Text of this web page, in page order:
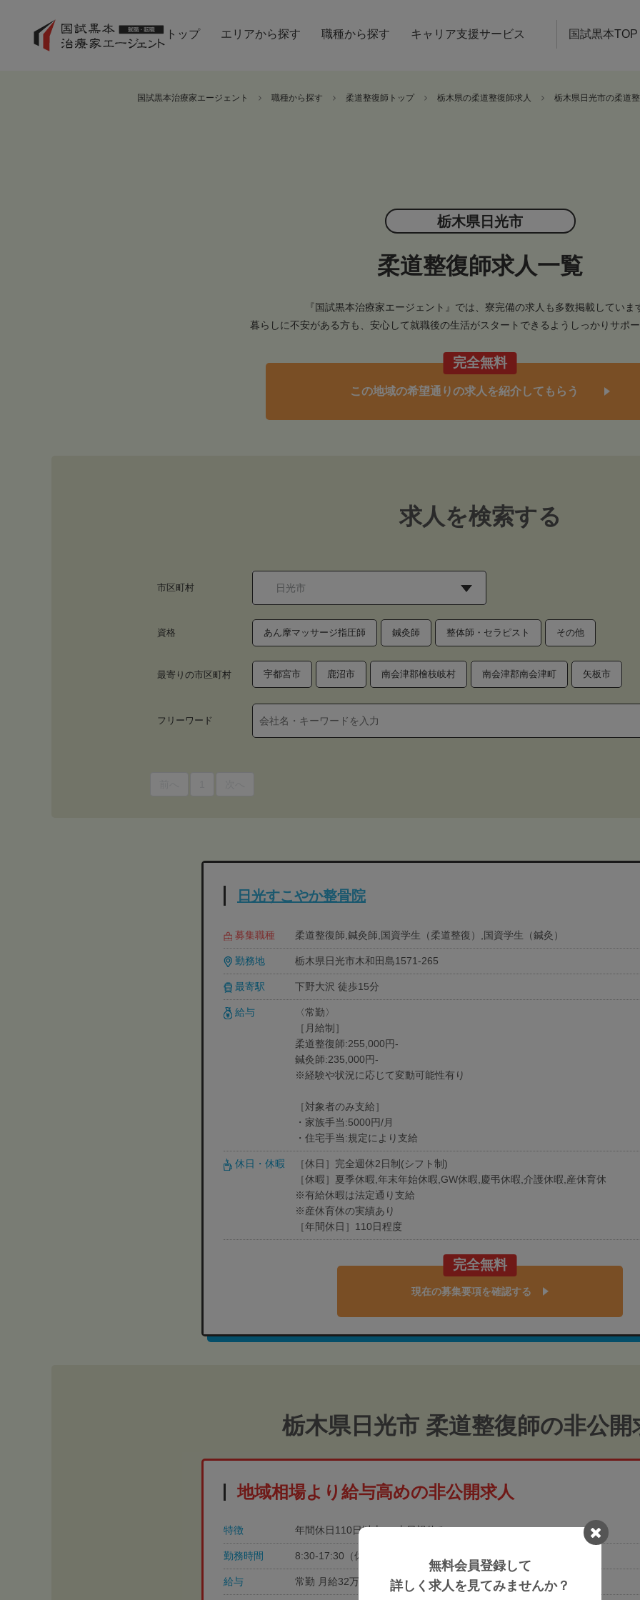
トップ エリアから探す 職種から探す キャリア支援サービス 国試黒本TOP
国試黒本治療家エージェント 職種から探す 柔道整復師トップ 栃木県の柔道整復師求人 栃木県日光市の柔道
栃木県日光市
柔道整復師求人一覧
『国試黒本治療家エージェント』では、寮完備の求人も多数掲載していま
暮らしに不安がある方も、安心して就職後の生活がスタートできるようしっかりサポ
完全無料
この地域の希望通りの求人を紹介してもらう
求人を検索する
市区町村
資格 あん摩マッサージ指圧師 鍼灸師 整体師・セラピスト その他
最寄りの市区町村 宇都宮市 鹿沼市 南会津郡檜枝岐村 南会津郡南会津町 矢板市
フリーワード
日光すこやか整骨院
募集職種 柔道整復師,鍼灸師,国資学生（柔道整復）,国資学生（鍼灸）
勤務地 栃木県日光市木和田島1571-265
最寄駅 下野大沢 徒歩15分
給与
〈常勤〉
［月給制］
柔道整復師:255,000円-
鍼灸師:235,000円-
※経験や状況に応じて変動可能性有り
［対象者のみ支給］
・家族手当:5000円/月
・住宅手当:規定により支給
休日・休暇
［休日］完全週休2日制(シフト制)
［休暇］夏季休暇,年末年始休暇,GW休暇,慶弔休暇,介護休暇,産休育休
※有給休暇は法定通り支給
※産休育休の実績あり
［年間休日］110日程度
完全無料
現在の募集要項を確認する
栃木県日光市 柔道整復師の非公開
地域相場より給与高めの非公開求人
特徴 年間休日110日以上 土日祝休み
勤務時間 8:30-17:30（休憩60分）
給与 常勤 月給32万円
無料会員登録して
詳しく求人を見てみませんか？